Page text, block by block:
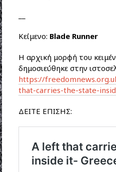
Κείμενο: Blade Runner
Η αρχική μορφή του
δημοσιεύθηκε στην
https://
that-carries-the-state-
ΔΕΙΤΕ ΕΠΙΣΗΣ: